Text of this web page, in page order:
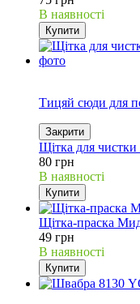
В наявності
Купити
Тицяй сюди для
Закрити
Щітка для
80 грн
В наявності
Купити
Щітка-праска
49 грн
В наявності
Купити